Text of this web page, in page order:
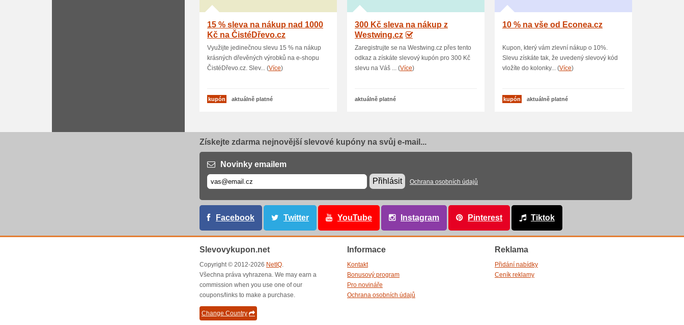
15 % sleva na nákup nad 1000
Kč na ČistéDřevo.cz
Využijte jedinečnou slevu 15 % na nákup
krásných dřevěných výrobků na e-shopu
ČistéDřevo.cz. Slev... (Více)
kupón aktuálně platné
300 Kč sleva na nákup z
Westwing.cz
Zaregistrujte se na Westwing.cz přes tento
odkaz a získáte slevový kupón pro 300 Kč
slevu na Váš ... (Více)
aktuálně platné
10 % na vše od Econea.cz
Kupon, který vám zlevní nákup o 10%.
Slevu získáte tak, že uvedený slevový kód
vložíte do kolonky... (Více)
kupón aktuálně platné
Získejte zdarma nejnovější slevové kupóny na svůj e-mail...
Novinky emailem
Přihlásit
Ochrana osobních údajů
Facebook Twitter YouTube Instagram Pinterest Tiktok
Slevovykupon.net
Copyright © 2012-2026 NetIQ.
Všechna práva vyhrazena. We may earn a
commission when you use one of our
coupons/links to make a purchase.
Change Country
Informace
Kontakt
Bonusový program
Pro novináře
Ochrana osobních údajů
Reklama
Přidání nabídky
Ceník reklamy